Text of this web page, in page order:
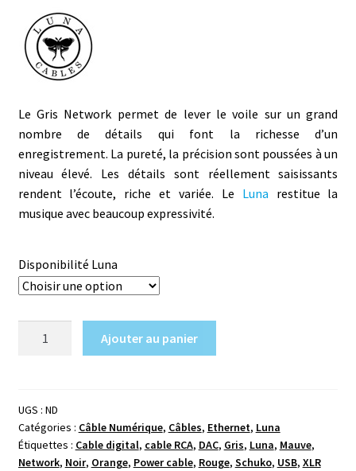
Le Gris Network permet de lever le voile sur un grand
nombre de détails qui font la richesse d’un
enregistrement. La pureté, la précision sont poussées à un
niveau élevé. Les détails sont réellement saisissants
rendent l’écoute, riche et variée. Le Luna restitue la
musique avec beaucoup expressivité.
Disponibilité Luna
Gris
-
Network
Ajouter au panier
UGS : ND
Catégories : Câble Numérique, Câbles, Ethernet, Luna
Étiquettes : Cable digital, cable RCA, DAC, Gris, Luna, Mauve,
Network, Noir, Orange, Power cable, Rouge, Schuko, USB, XLR